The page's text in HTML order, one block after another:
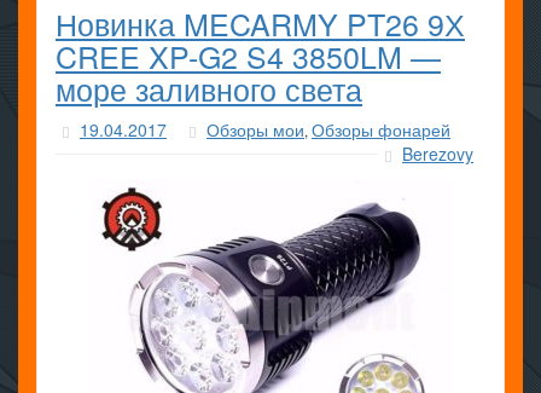
Новинка MECARMY PT26 9Х
CREE XP-G2 S4 3850LM —
море заливного света
19.04.2017 Обзоры мои, Обзоры фонарей
Berezovy